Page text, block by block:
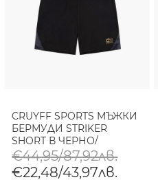
CRUYFF SPORTS МЪЖКИ
БЕРМУДИ STRIKER
SHORT В ЧЕРНО/
ЗЛАТИСТО
€44,95/87,92лв.
€22,48/43,97лв.